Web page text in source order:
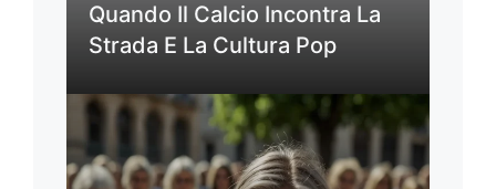
Quando Il Calcio Incontra La
Strada E La Cultura Pop